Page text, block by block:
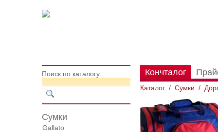
Поиск по каталогу
Сумки
Gallato
Кончталог
Каталог / Сумки /